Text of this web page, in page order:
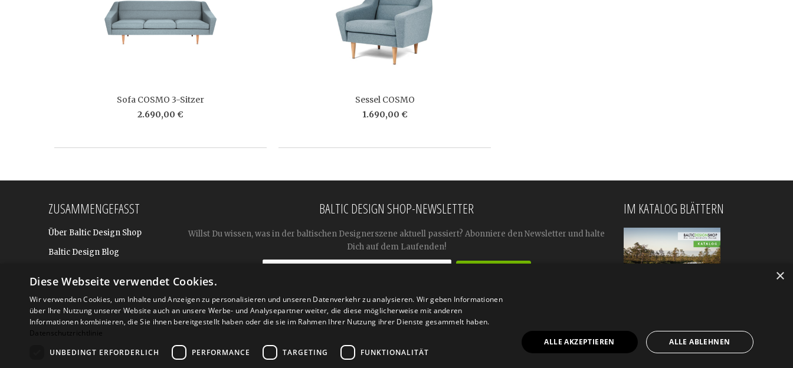
Sofa COSMO 3-Sitzer
2.690,00 €
Sessel COSMO
1.690,00 €
ZUSAMMENGEFASST
Über Baltic Design Shop
Baltic Design Blog
Für BtoB: Design Geschenke
Shop
BALTIC DESIGN SHOP-NEWSLETTER
Willst Du wissen, was in der baltischen Designerszene aktuell passiert? Abonniere den Newsletter und halte
Dich auf dem Laufenden!

IM KATALOG BLÄTTERN
×
Diese Webseite verwendet Cookies.
Wir verwenden Cookies, um Inhalte und Anzeigen zu personalisieren und unseren Datenverkehr zu analysieren. Wir geben Informationen
über Ihre Nutzung unserer Website auch an unsere Werbe- und Analysepartner weiter, die diese möglicherweise mit anderen
Informationen kombinieren, die Sie ihnen bereitgestellt haben oder die sie im Rahmen Ihrer Nutzung ihrer Dienste gesammelt haben.
Datenschutzrichtlinie
UNBEDINGT ERFORDERLICH
PERFORMANCE TARGETING FUNKTIONALITÄT
ALLE AKZEPTIEREN ALLE ABLEHNEN